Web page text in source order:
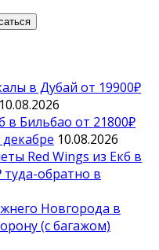
в Дубай от 19900₽
10.08.2026
Бильбао от 21800₽
10.08.2026
Red Wings из Екб в
туда-обратно в
Новгорода в
(с багажом)